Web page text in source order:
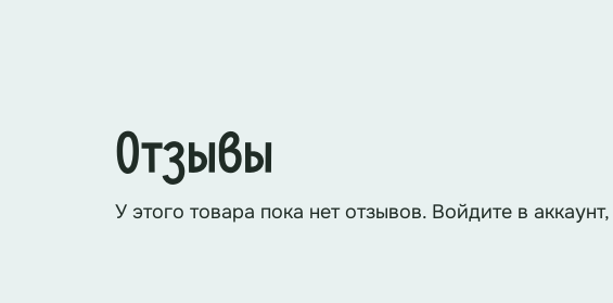
Переходите дорогу только по
как перейти дорогу, остановитесь, посмотрите
Ведущий 2: В тёмное время суток используйте
Отзывы
У этого товара пока нет отзывов. Войдите в